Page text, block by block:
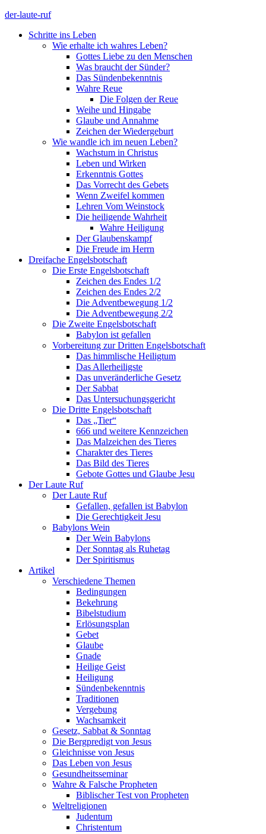
der-laute-ruf
Schritte ins Leben
Wie erhalte ich wahres Leben?
Gottes Liebe zu den Menschen
Was braucht der Sünder?
Das Sündenbekenntnis
Wahre Reue
Die Folgen der Reue
Weihe und Hingabe
Glaube und Annahme
Zeichen der Wiedergeburt
Wie wandle ich im neuen Leben?
Wachstum in Christus
Leben und Wirken
Erkenntnis Gottes
Das Vorrecht des Gebets
Wenn Zweifel kommen
Lehren Vom Weinstock
Die heiligende Wahrheit
Wahre Heiligung
Der Glaubenskampf
Die Freude im Herrn
Dreifache Engelsbotschaft
Die Erste Engelsbotschaft
Zeichen des Endes 1/2
Zeichen des Endes 2/2
Die Adventbewegung 1/2
Die Adventbewegung 2/2
Die Zweite Engelsbotschaft
Babylon ist gefallen
Vorbereitung zur Dritten Engelsbotschaft
Das himmlische Heiligtum
Das Allerheiligste
Das unveränderliche Gesetz
Der Sabbat
Das Untersuchungsgericht
Die Dritte Engelsbotschaft
Das „Tier“
666 und weitere Kennzeichen
Das Malzeichen des Tieres
Charakter des Tieres
Das Bild des Tieres
Gebote Gottes und Glaube Jesu
Der Laute Ruf
Der Laute Ruf
Gefallen, gefallen ist Babylon
Die Gerechtigkeit Jesu
Babylons Wein
Der Wein Babylons
Der Sonntag als Ruhetag
Der Spiritismus
Artikel
Verschiedene Themen
Bedingungen
Bekehrung
Bibelstudium
Erlösungsplan
Gebet
Glaube
Gnade
Heilige Geist
Heiligung
Sündenbekenntnis
Traditionen
Vergebung
Wachsamkeit
Gesetz, Sabbat & Sonntag
Die Bergpredigt von Jesus
Gleichnisse von Jesus
Das Leben von Jesus
Gesundheitsseminar
Wahre & Falsche Propheten
Biblischer Test von Propheten
Weltreligionen
Judentum
Christentum